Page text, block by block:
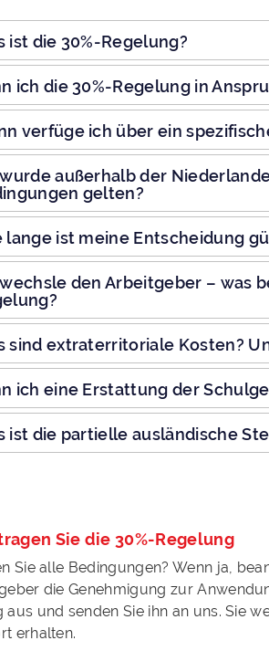
ist die 30%-Regelung?
ich die 30%-Regelung in
verfüge ich über ein
außerhalb der
gelten?
lange ist meine Entscheidung
den Arbeitgeber – was
sind extraterritoriale Kosten?
ich eine Erstattung der
ist die partielle ausländische
Sie die 30%-Regelung
Sie alle Bedingungen? Wenn ja,
die Genehmigung zur
aus und senden Sie ihn an uns. Sie
erhalten.